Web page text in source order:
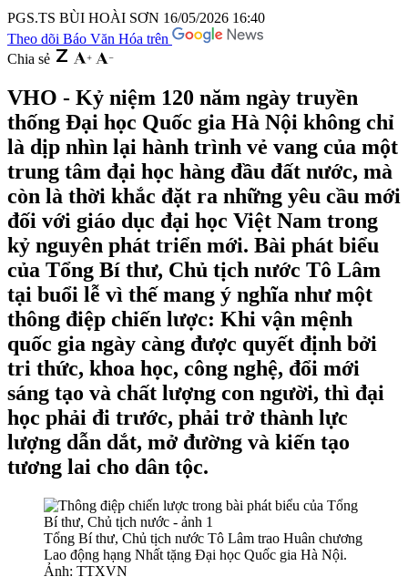
PGS.TS BÙI HOÀI SƠN 16/05/2026 16:40
Theo dõi Báo Văn Hóa trên
Chia sẻ
VHO - Kỷ niệm 120 năm ngày truyền
thống Đại học Quốc gia Hà Nội không chỉ
là dịp nhìn lại hành trình vẻ vang của một
trung tâm đại học hàng đầu đất nước, mà
còn là thời khắc đặt ra những yêu cầu mới
đối với giáo dục đại học Việt Nam trong
kỷ nguyên phát triển mới. Bài phát biểu
của Tổng Bí thư, Chủ tịch nước Tô Lâm
tại buổi lễ vì thế mang ý nghĩa như một
thông điệp chiến lược: Khi vận mệnh
quốc gia ngày càng được quyết định bởi
tri thức, khoa học, công nghệ, đổi mới
sáng tạo và chất lượng con người, thì đại
học phải đi trước, phải trở thành lực
lượng dẫn dắt, mở đường và kiến tạo
tương lai cho dân tộc.
Tổng Bí thư, Chủ tịch nước Tô Lâm trao Huân chương
Lao động hạng Nhất tặng Đại học Quốc gia Hà Nội.
Ảnh: TTXVN